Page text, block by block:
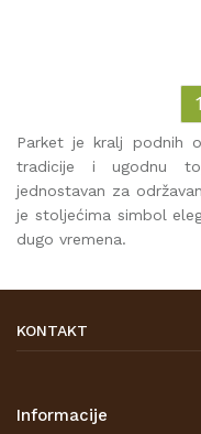
1
Parket je kralj podnih
tradicije i ugodnu
jednostavan za
je stoljećima simbol
dugo vremena.
KONTAKT
47000 Karlovac
Informacije